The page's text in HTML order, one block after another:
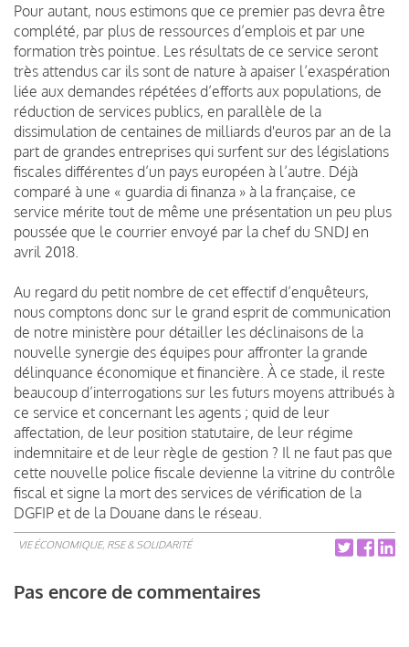
Pour autant, nous estimons que ce premier pas devra être
complété, par plus de ressources d’emplois et par une
formation très pointue. Les résultats de ce service seront
très attendus car ils sont de nature à apaiser l’exaspération
liée aux demandes répétées d’efforts aux populations, de
réduction de services publics, en parallèle de la
dissimulation de centaines de milliards d'euros par an de la
part de grandes entreprises qui surfent sur des législations
fiscales différentes d’un pays européen à l’autre. Déjà
comparé à une « guardia di finanza » à la française, ce
service mérite tout de même une présentation un peu plus
poussée que le courrier envoyé par la chef du SNDJ en
avril 2018.
Au regard du petit nombre de cet effectif d’enquêteurs,
nous comptons donc sur le grand esprit de communication
de notre ministère pour détailler les déclinaisons de la
nouvelle synergie des équipes pour affronter la grande
délinquance économique et financière. À ce stade, il reste
beaucoup d’interrogations sur les futurs moyens attribués à
ce service et concernant les agents ; quid de leur
affectation, de leur position statutaire, de leur régime
indemnitaire et de leur règle de gestion ? Il ne faut pas que
cette nouvelle police fiscale devienne la vitrine du contrôle
fiscal et signe la mort des services de vérification de la
DGFIP et de la Douane dans le réseau.
VIE ÉCONOMIQUE, RSE & SOLIDARITÉ
Pas encore de commentaires